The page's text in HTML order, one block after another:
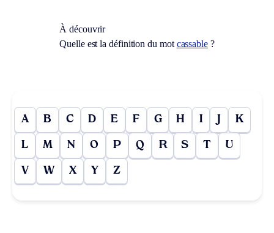
À découvrir
Quelle est la définition du mot cassable?
A B C D E F G H I J K
L M N O P Q R S T U
V W X Y Z